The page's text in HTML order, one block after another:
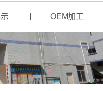
OEM加工